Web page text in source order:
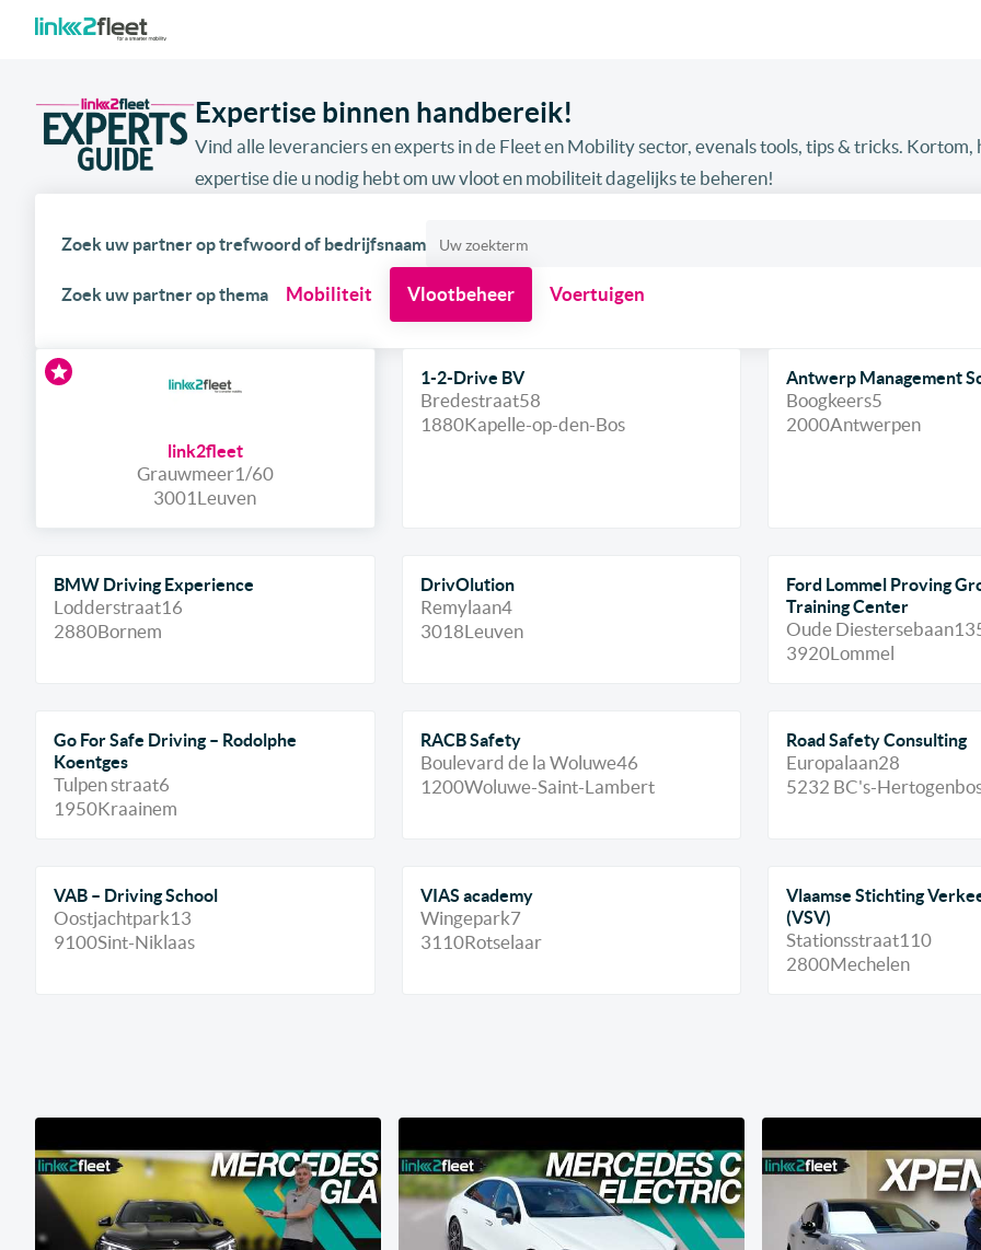
Expertise binnen handbereik!
Vind alle leveranciers en experts in de Fleet en Mobility sector, evenals tools, tips & tricks. Kortom,
expertise die u nodig hebt om uw vloot en mobiliteit dagelijks te beheren!
Zoek uw partner op trefwoord of bedrijfsnaam
Zoek uw partner op thema Mobiliteit Vlootbeheer Voertuigen
link2fleet
Grauwmeer1/60
3001 Leuven
1-2-Drive BV
Bredestraat58
1880Kapelle-op-den-Bos
Antwerp Management
Boogkeers5
2000Antwerpen
BMW Driving Experience
Lodderstraat16
2880Bornem
DrivOlution
Remylaan4
3018Leuven
Ford Lommel Proving
Training Center
Oude Diestersebaan
3920Lommel
Go For Safe Driving – Rodolphe
Koentges
Tulpen straat6
1950Kraainem
RACB Safety
Boulevard de la Woluwe46
1200Woluwe-Saint-Lambert
Road Safety Consulting
Europalaan28
5232 BC's-
VAB – Driving School
Oostjachtpark13
9100Sint-Niklaas
VIAS academy
Wingepark7
3110Rotselaar
Vlaamse Stichting
(VSV)
Stationsstraat110
2800Mechelen